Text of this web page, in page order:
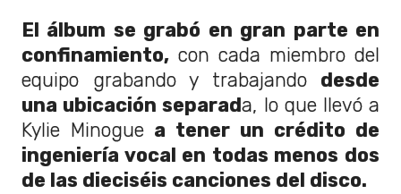
El álbum se grabó en gran parte en
confinamiento, con cada miembro del
equipo grabando y trabajando desde
una ubicación separada, lo que llevó a
Kylie Minogue a tener un crédito de
ingeniería vocal en todas menos dos
de las dieciséis canciones del disco.